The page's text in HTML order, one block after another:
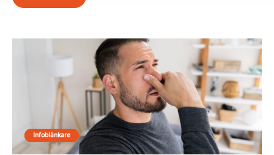
Infoblänkare